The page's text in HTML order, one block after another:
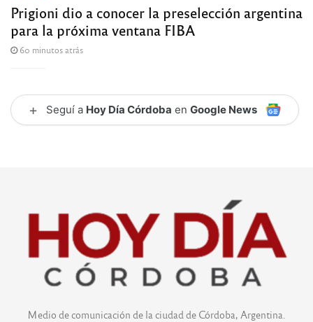
Prigioni dio a conocer la preselección argentina
para la próxima ventana FIBA
60 minutos atrás
+ Seguí a Hoy Día Córdoba en Google News
Medio de comunicación de la ciudad de Córdoba, Argentina.